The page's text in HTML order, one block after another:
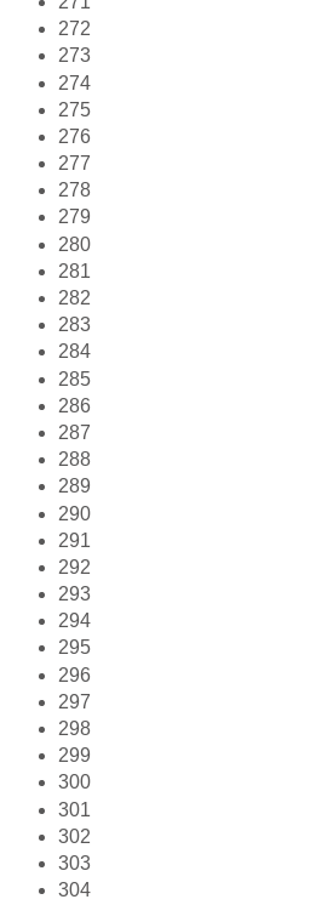
272
273
274
275
276
277
278
279
280
281
282
283
284
285
286
287
288
289
290
291
292
293
294
295
296
297
298
299
300
301
302
303
304